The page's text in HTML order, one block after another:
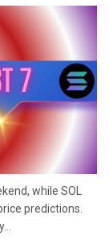
while SOL
predictions.